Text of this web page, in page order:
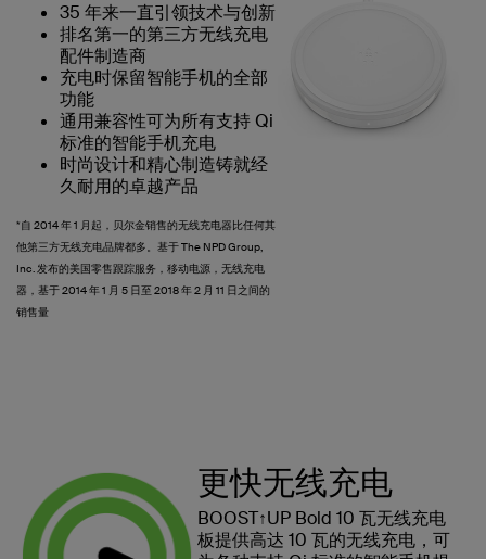
35 年来一直引领技术与创新
排名第一的第三方无线充电
配件制造商
充电时保留智能手机的全部
功能
通用兼容性可为所有支持 Qi
标准的智能手机充电
时尚设计和精心制造铸就经
久耐用的卓越产品
*自 2014 年 1 月起，贝尔金销售的无线充电器比任何其
他第三方无线充电品牌都多。基于 The NPD Group,
Inc. 发布的美国零售跟踪服务，移动电源，无线充电
器，基于 2014 年 1 月 5 日至 2018 年 2 月 11 日之间的
销售量
更快无线充电
BOOST↑UP Bold 10 瓦无线充电
板提供高达 10 瓦的无线充电，可